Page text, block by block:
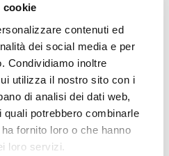
cookie
contenuti ed
dei social media e per
Condividiamo inoltre
utilizza il nostro sito con i
di analisi dei dati web,
potrebbero combinarle
fornito loro o che hanno
loro servizi.
LASTRE IN RESINA
Regolamento Generale
e Forniture